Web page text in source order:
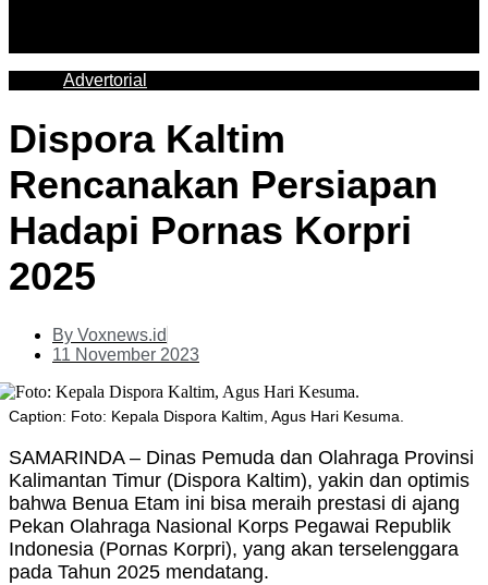
Advertorial
Dispora Kaltim
Rencanakan Persiapan
Hadapi Pornas Korpri
2025
By Voxnews.id
11 November 2023
Caption: Foto: Kepala Dispora Kaltim, Agus Hari Kesuma.
SAMARINDA – Dinas Pemuda dan Olahraga Provinsi
Kalimantan Timur (Dispora Kaltim), yakin dan optimis
bahwa Benua Etam ini bisa meraih prestasi di ajang
Pekan Olahraga Nasional Korps Pegawai Republik
Indonesia (Pornas Korpri), yang akan terselenggara
pada Tahun 2025 mendatang.